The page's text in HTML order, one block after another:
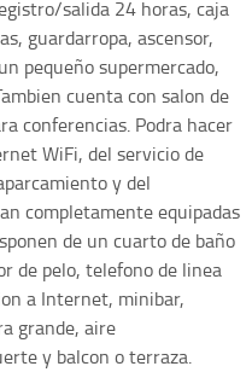
salida 24 horas, caja
guardarropa, ascensor,
pequeño supermercado,
cuenta con salon de
conferencias. Podra hacer
WiFi, del servicio de
y del
completamente equipadas
de un cuarto de baño
de pelo, telefono de linea
a Internet, minibar,
grande, aire
y balcon o terraza.